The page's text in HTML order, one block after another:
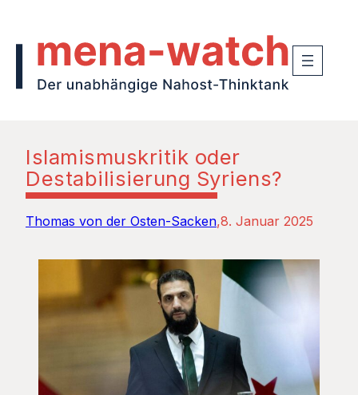
Islamismuskritik oder
Destabilisierung Syriens?
Thomas von der Osten-Sacken 8. Januar 2025